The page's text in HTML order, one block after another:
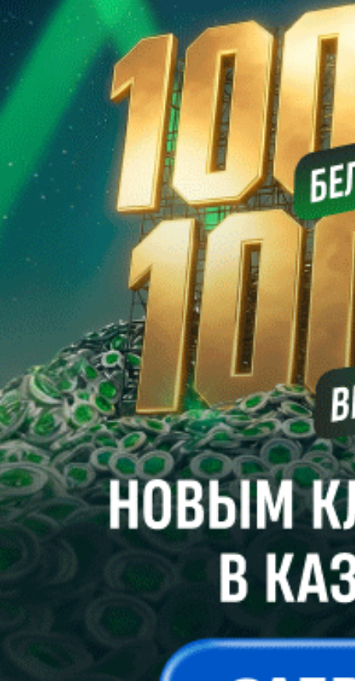
Вход
Использовать форму
Забыли пароль?
Войти
Регистрация
Регистрация
Использовать форму для регистрации Использовать форму
Я принимаю условияпользовательского соглашения
согласен на обработку персональных данных согласно
политике конфиденциальности
Создать аккаунт
восстановление пароля
Вам будет отправлена ссылка для восстановления доступа
Отправить
Неавторизованные пользователи не могут оставлять
комментарии.
Пожалуйста,
войдите или зарегистрируйтесь
!?
Продолжая использовать наш сайт вы принимаете
пользовательское соглашение и политику обработки файлов